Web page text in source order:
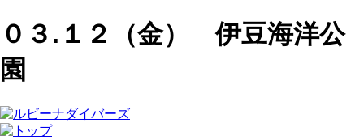
０３.１２（金） 伊豆海洋公
園